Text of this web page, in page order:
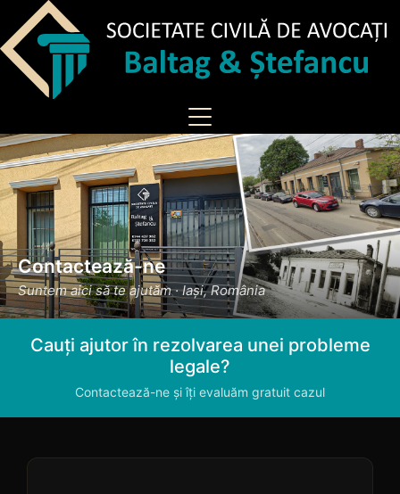
Contactează-ne
Suntem aici să te ajutăm · Iași, România
Cauți ajutor în rezolvarea unei probleme
legale?
Contactează-ne și îți evaluăm gratuit cazul